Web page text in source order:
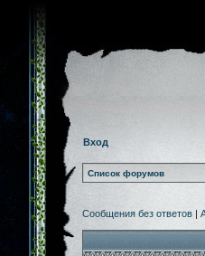
Вход
Список форумов
Сообщения без ответов |